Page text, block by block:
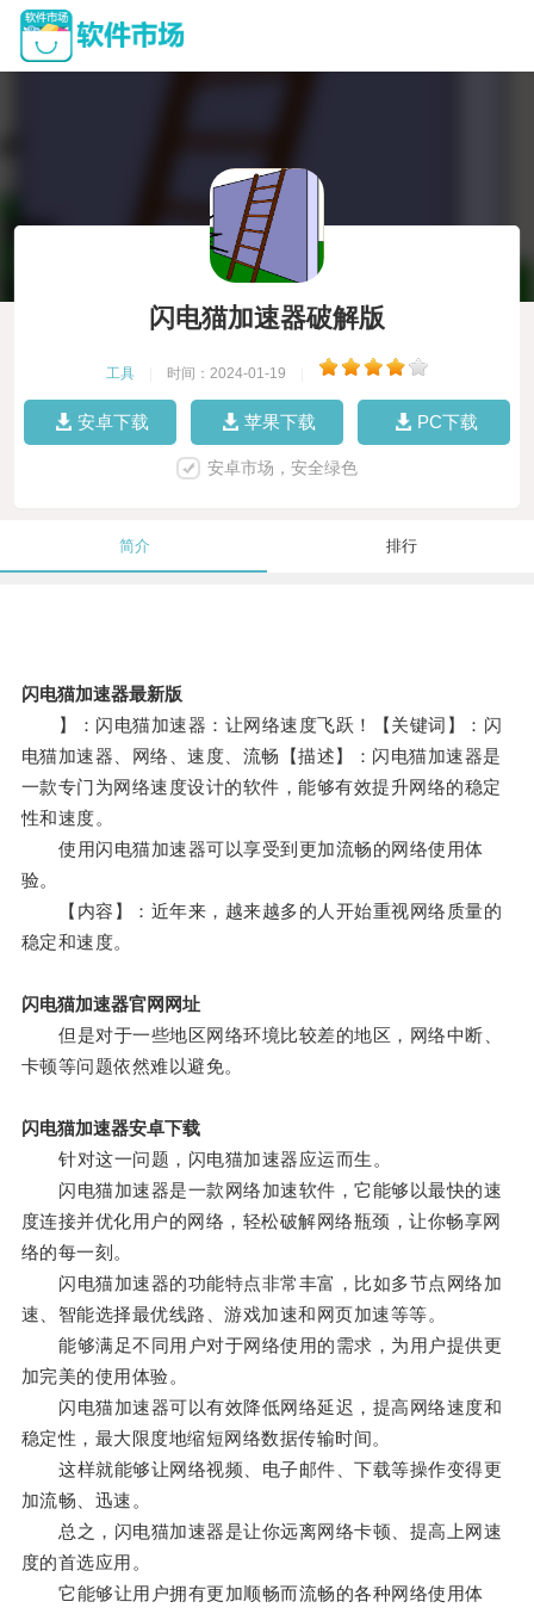
闪电猫加速器破解版
工具 时间：2024-01-19
安卓下载 苹果下载 PC下载
安卓市场，安全绿色
简介 排行
闪电猫加速器最新版
】：闪电猫加速器：让网络速度飞跃！【关键词】：闪
电猫加速器、网络、速度、流畅【描述】：闪电猫加速器是
一款专门为网络速度设计的软件，能够有效提升网络的稳定
性和速度。
使用闪电猫加速器可以享受到更加流畅的网络使用体
验。
【内容】：近年来，越来越多的人开始重视网络质量的
稳定和速度。
闪电猫加速器官网网址
但是对于一些地区网络环境比较差的地区，网络中断、
卡顿等问题依然难以避免。
闪电猫加速器安卓下载
针对这一问题，闪电猫加速器应运而生。
闪电猫加速器是一款网络加速软件，它能够以最快的速
度连接并优化用户的网络，轻松破解网络瓶颈，让你畅享网
络的每一刻。
闪电猫加速器的功能特点非常丰富，比如多节点网络加
速、智能选择最优线路、游戏加速和网页加速等等。
能够满足不同用户对于网络使用的需求，为用户提供更
加完美的使用体验。
闪电猫加速器可以有效降低网络延迟，提高网络速度和
稳定性，最大限度地缩短网络数据传输时间。
这样就能够让网络视频、电子邮件、下载等操作变得更
加流畅、迅速。
总之，闪电猫加速器是让你远离网络卡顿、提高上网速
度的首选应用。
它能够让用户拥有更加顺畅而流畅的各种网络使用体